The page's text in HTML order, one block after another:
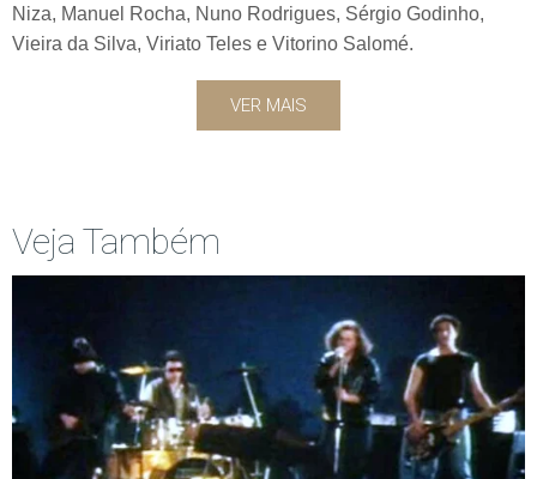
Niza, Manuel Rocha, Nuno Rodrigues, Sérgio Godinho,
Vieira da Silva, Viriato Teles e Vitorino Salomé.
VER MAIS
Veja Também